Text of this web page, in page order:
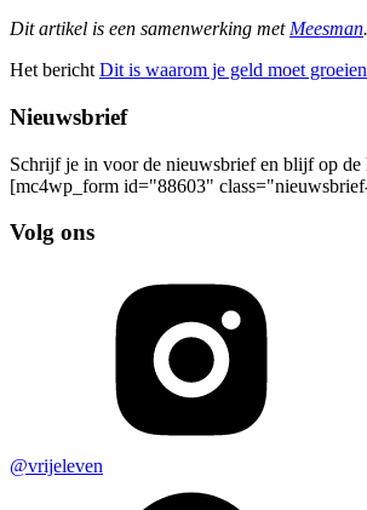
Dit artikel is een samenwerking met Meesman
Het bericht Dit is waarom je geld moet
Nieuwsbrief
Schrijf je in voor de nieuwsbrief en blijf op de
[mc4wp_form id="88603"
Volg ons
@vrijeleven